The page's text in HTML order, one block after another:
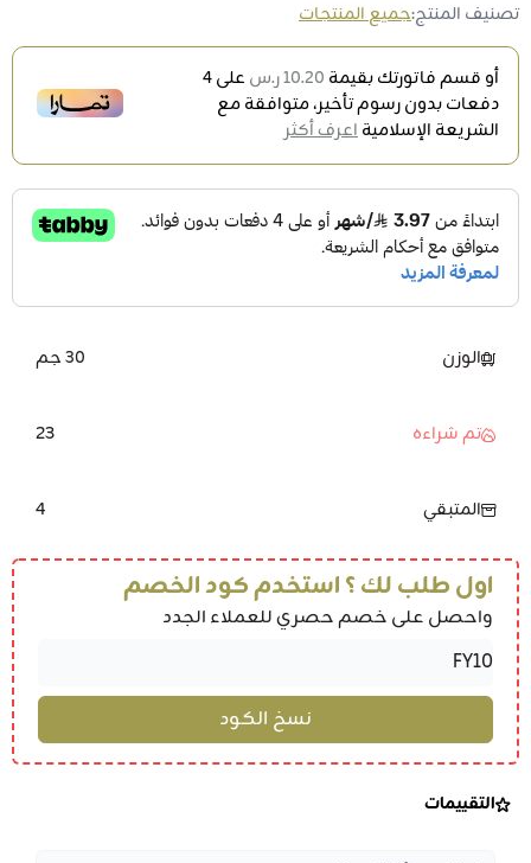
تصنيف المنتج:جميع المنتجات
أو قسم فاتورتك بقيمة 10.20 ر.س على4
دفعات بدون رسوم تأخير، متوافقة مع
الشريعة الإسلاميةاعرف أكثر
الوزن 30 جم
تم شراءه 23
المتبقي 4
اول طلب لك ؟ استخدم كود الخصم
واحصل على خصم حصري للعملاء الجدد
التقييمات